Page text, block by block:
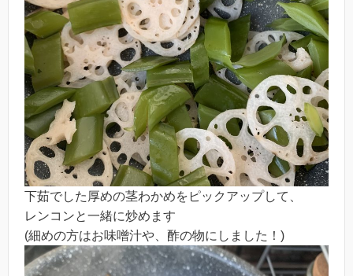
下茹でした厚めの茎わかめをピックアップして、
レンコンと一緒に炒めます
(細めの方はお味噌汁や、酢の物にしました！)